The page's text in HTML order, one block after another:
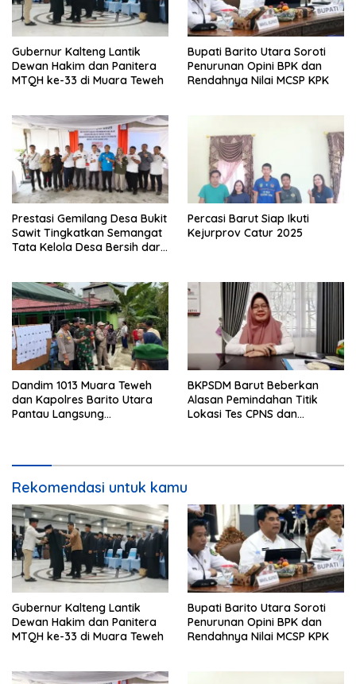
Gubernur Kalteng Lantik
Dewan Hakim dan Panitera
MTQH ke-33 di Muara Teweh
Bupati Barito Utara Soroti
Penurunan Opini BPK dan
Rendahnya Nilai MCSP KPK
Prestasi Gemilang Desa Bukit
Sawit Tingkatkan Semangat
Tata Kelola Desa Bersih dari
Percasi Barut Siap Ikuti
Kejurprov Catur 2025
Dandim 1013 Muara Teweh
dan Kapolres Barito Utara
Pantau Langsung
BKPSDM Barut Beberkan
Alasan Pemindahan Titik
Lokasi Tes CPNS dan
Rekomendasi untuk kamu
Gubernur Kalteng Lantik
Dewan Hakim dan Panitera
MTQH ke-33 di Muara Teweh
Bupati Barito Utara Soroti
Penurunan Opini BPK dan
Rendahnya Nilai MCSP KPK